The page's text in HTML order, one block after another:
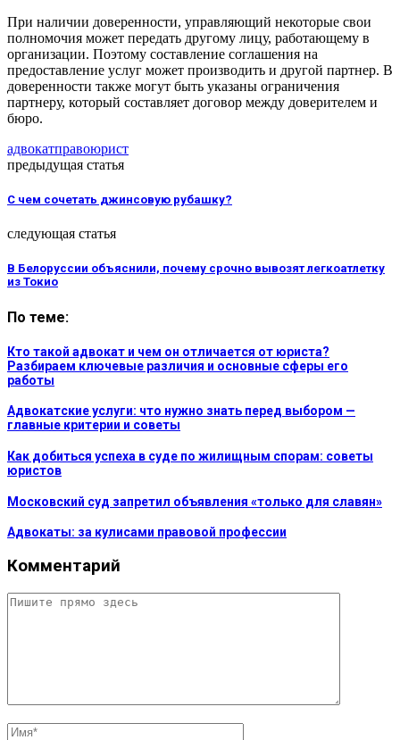
При наличии доверенности, управляющий некоторые свои
полномочия может передать другому лицу, работающему в
организации. Поэтому составление соглашения на
предоставление услуг может производить и другой партнер. В
доверенности также могут быть указаны ограничения
партнеру, который составляет договор между доверителем и
бюро.
адвокатправоюрист
предыдущая статья
С чем сочетать джинсовую рубашку?
следующая статья
В Белоруссии объяснили, почему срочно вывозят легкоатлетку
из Токио
По теме:
Кто такой адвокат и чем он отличается от юриста?
Разбираем ключевые различия и основные сферы его
работы
Адвокатские услуги: что нужно знать перед выбором —
главные критерии и советы
Как добиться успеха в суде по жилищным спорам: советы
юристов
Московский суд запретил объявления «только для славян»
Адвокаты: за кулисами правовой профессии
Комментарий